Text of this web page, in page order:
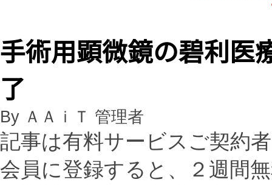
手術用顕微鏡の碧利医
了
By ＡＡｉＴ 管理者
記事は有料サービスご契約
会員に登録すると、２週間